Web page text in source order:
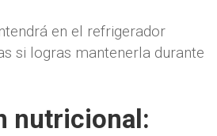
en el refrigerador
si logras mantenerla durante
nutricional: